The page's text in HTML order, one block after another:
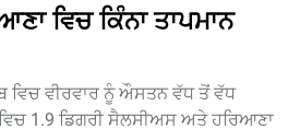
ਵਿਚ ਕਿੰਨਾ ਤਾਪਮਾਨ
ਵਿਚ ਵੀਰਵਾਰ ਨੂੰ ਔਸਤਨ ਵੱਧ ਤੋਂ ਵੱਧ
1.9 ਡਿਗਰੀ ਸੈਲਸੀਅਸ ਅਤੇ ਹਰਿਆਣਾ